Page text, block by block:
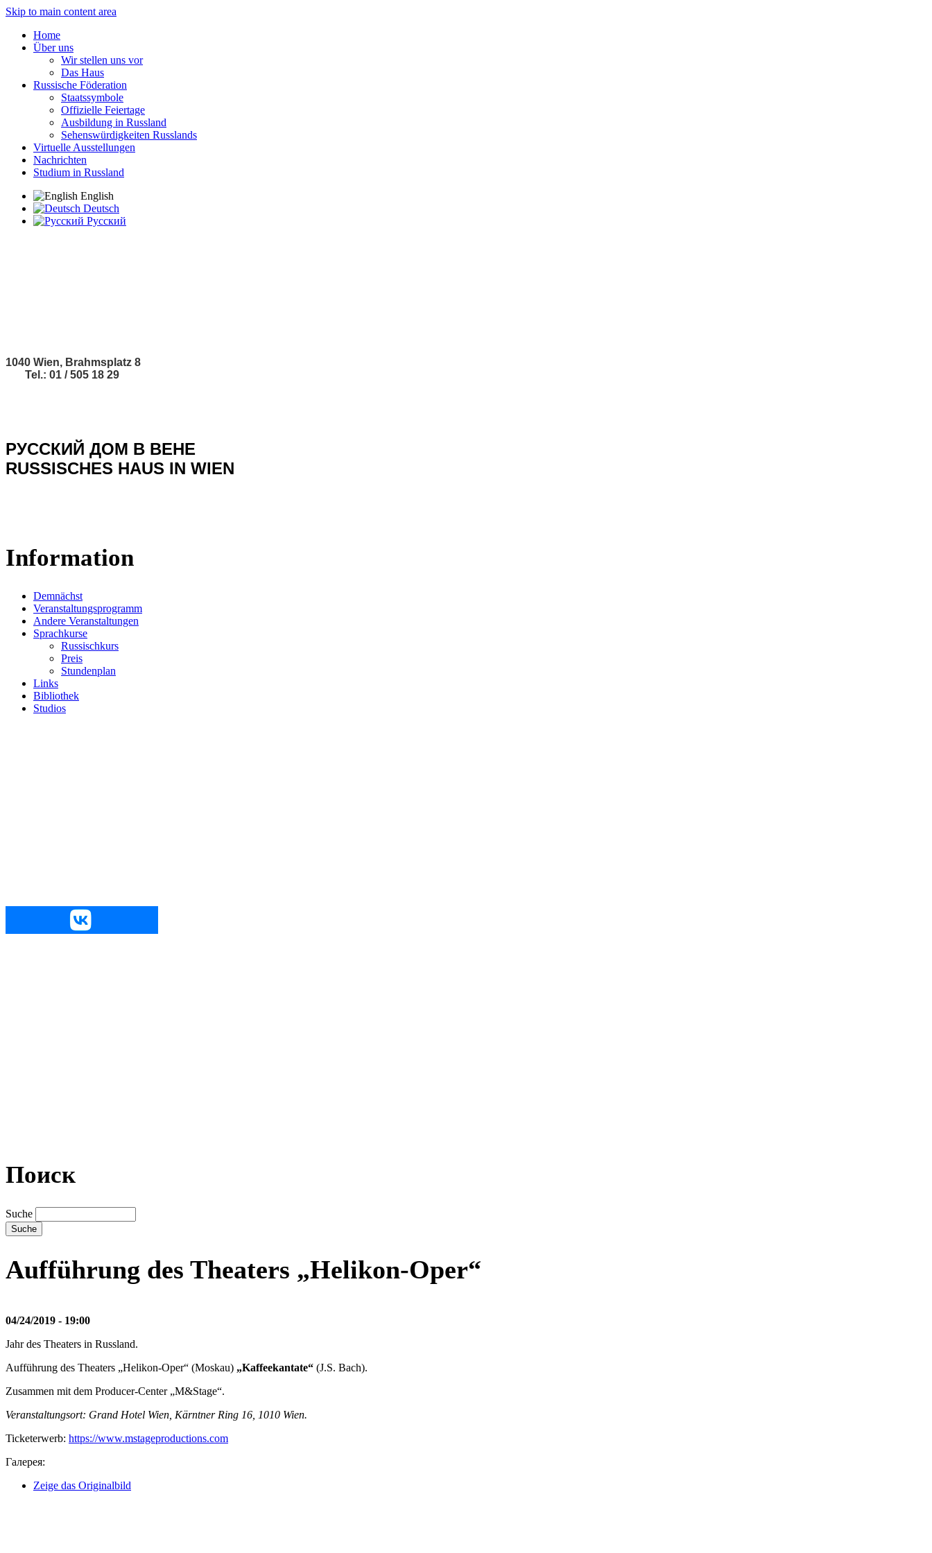
Skip to main content area
Home
Über uns
Wir stellen uns vor
Das Haus
Russische Föderation
Staatssymbole
Offizielle Feiertage
Ausbildung in Russland
Sehenswürdigkeiten Russlands
Virtuelle Ausstellungen
Nachrichten
Studium in Russland
English
Deutsch
Русский
1040 Wien, Brahmsplatz 8
Tel.: 01 / 505 18 29
РУССКИЙ ДОМ В ВЕНЕ
RUSSISCHES HAUS IN WIEN
Information
Demnächst
Veranstaltungsprogramm
Andere Veranstaltungen
Sprachkurse
Russischkurs
Preis
Stundenplan
Links
Bibliothek
Studios
Поиск
Suche
Aufführung des Theaters „Helikon-Oper“
04/24/2019 - 19:00
Jahr des Theaters in Russland.
Aufführung des Theaters „Helikon-Oper“ (Moskau) „Kaffeekantate“ (J.S. Bach).
Zusammen mit dem Producer-Center „M&Stage“.
Veranstaltungsort: Grand Hotel Wien, Kärntner Ring 16, 1010 Wien.
Ticketerwerb: https://www.mstageproductions.com
Галерея:
Zeige das Originalbild